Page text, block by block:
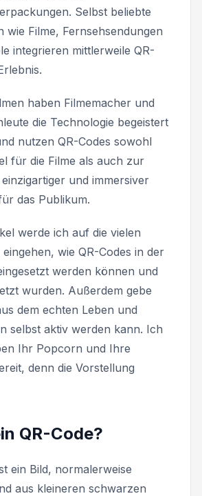
Selbst beliebte
wie Filme, Fernsehsendungen
integrieren mittlerweile QR-
haben Filmemacher und
die Technologie begeistert
nutzen QR-Codes sowohl
für die Filme als auch zur
und immersiver
das Publikum.
werde ich auf die vielen
wie QR-Codes in der
werden können und
wurden. Außerdem gebe
dem echten Leben und
selbst aktiv werden kann. Ich
Ihr Popcorn und Ihre
denn die Vorstellung
QR-Code?
ein Bild, normalerweise
aus kleineren schwarzen